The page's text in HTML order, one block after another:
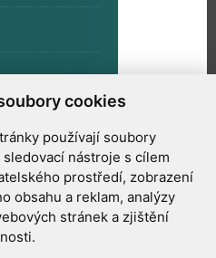
cookies
používají soubory
nástroje s cílem
prostředí, zobrazení
obsahu a reklam, analýzy
stránek a zjištění